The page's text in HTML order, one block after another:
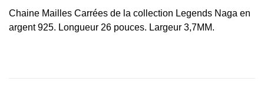
Chaine Mailles Carrées de la collection Legends Naga en
argent 925. Longueur 26 pouces. Largeur 3,7MM.